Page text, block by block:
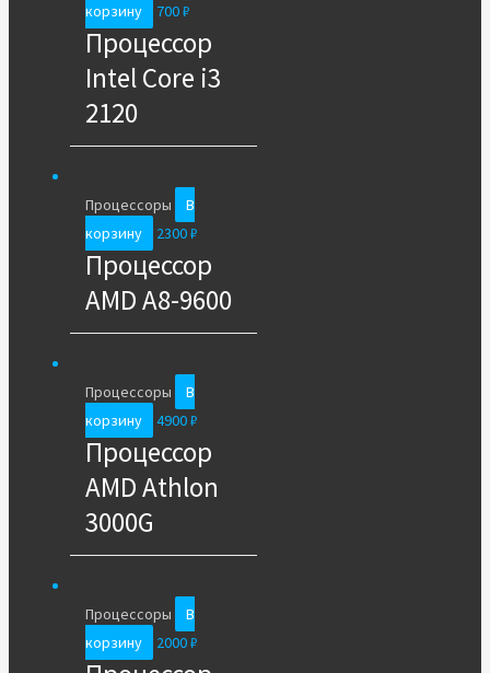
корзину
700₽
Процессор
Intel Core i3
2120
Процессоры
В
корзину
2300₽
Процессор
AMD A8-9600
Процессоры
В
корзину
4900₽
Процессор
AMD Athlon
3000G
Процессоры
В
корзину
2000₽